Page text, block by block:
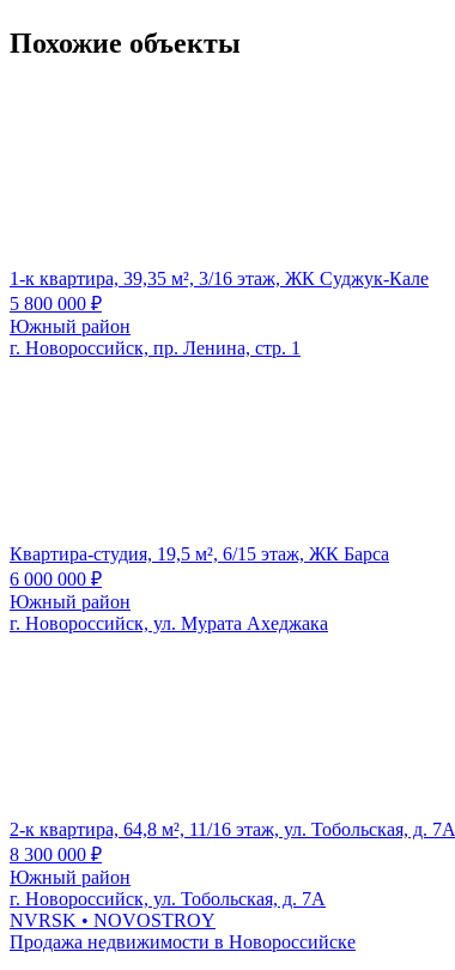
Похожие объекты
1-к квартира, 39,35 м², 3/16 этаж, ЖК Суджук-Кале
5 800 000 ₽
Южный район
г. Новороссийск, пр. Ленина, стр. 1
Квартира-студия, 19,5 м², 6/15 этаж, ЖК Барса
6 000 000 ₽
Южный район
г. Новороссийск, ул. Мурата Ахеджака
2-к квартира, 64,8 м², 11/16 этаж, ул. Тобольская, д. 7А
8 300 000 ₽
Южный район
г. Новороссийск, ул. Тобольская, д. 7А
NVRSK • NOVOSTROY
Продажа недвижимости в Новороссийске